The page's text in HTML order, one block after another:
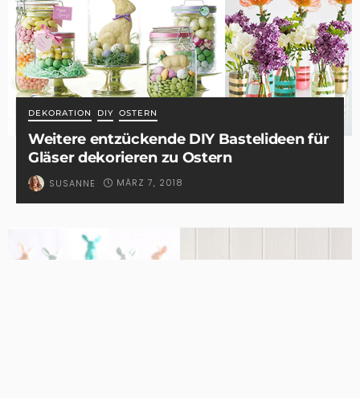
DEKORATION DIY OSTERN
Weitere entzückende DIY Bastelideen für
Gläser dekorieren zu Ostern
SUSANNE MÄRZ 7, 2018